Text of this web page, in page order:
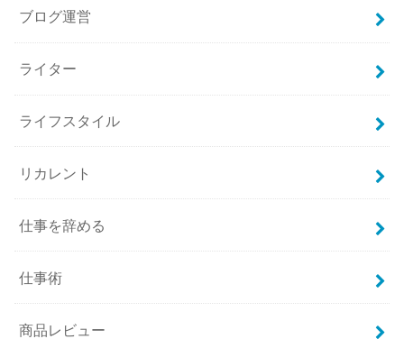
ブログ運営
ライター
ライフスタイル
リカレント
仕事を辞める
仕事術
商品レビュー